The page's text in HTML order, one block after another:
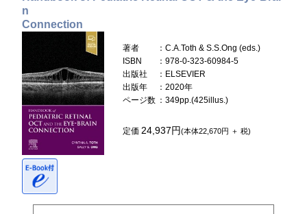
n
Connection
著者
：C.A.Toth & S.S.Ong (eds.)
ISBN
：978-0-323-60984-5
出版社
：ELSEVIER
出版年
：2020年
ページ数 ：349pp.(425illus.)
定価24,937円(本体22,670円 ＋ 税)